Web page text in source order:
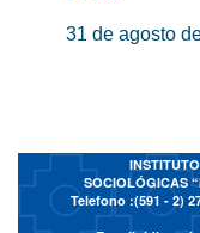
31 de agosto
SOCIOLÓGICAS
Telefono :(591 - 2)